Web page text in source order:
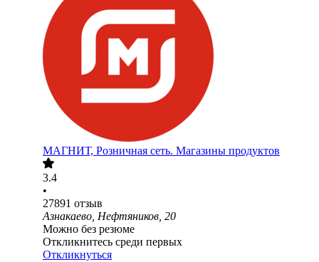
МАГНИТ, Розничная сеть. Магазины продуктов
3.4
•
27891 отзыв
Азнакаево, Нефтяников, 20
Можно без резюме
Откликнитесь среди первых
Откликнуться